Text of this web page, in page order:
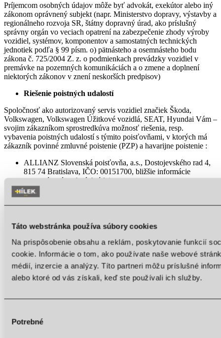
Táto webstránka používa súbory cookies
Na prispôsobenie obsahu a reklám, poskytovanie funkcií
cookie. Informácie o tom, ako používate naše webové
médií, inzercie a analýzy. Títo partneri môžu príslušné
alebo ktoré od vás získali, keď ste používali ich služby.
súhlasu
Potrebné
Príjemcom osobných údajov môže byť advokát, exekútor alebo iný
zákonom oprávnený subjekt (napr. Ministerstvo dopravy, výstavby a
regionálneho rozvoja SR, štátny dopravný úrad, ako príslušný
správny orgán vo veciach opatrení na zabezpečenie zhody výroby
vozidiel, systémov, komponentov a samostatných technických
jednotiek podľa § 99 písm. o) pätnásteho a osemnásteho bodu
zákona č. 725/2004 Z. z. o podmienkach prevádzky vozidiel v
premávke na pozemných komunikáciách a o zmene a doplnení
niektorých zákonov v znení neskorších predpisov)
Riešenie poistných udalostí
Spoločnosť ako autorizovaný servis vozidiel značiek Škoda,
Volkswagen, Volkswagen Úžitkové vozidlá, SEAT, Hyundai Vám –
svojim zákazníkom sprostredkúva možnosť riešenia, resp.
vybavenia poistných udalostí s týmito poisťovňami, v ktorých má
zákazník povinné zmluvné poistenie (PZP) a havarijne poistenie :
ALLIANZ Slovenská poisťovňa, a.s., Dostojevského rad 4,
815 74 Bratislava, IČO: 00151700, bližšie informácie
o spracúvaní osobných údajov:
https://www.allianzsp.sk/spracuvanie-osobnych-udajov
Generali Poisťovňa, a. s., Lamačská cesta 3/A, 841 04
Bratislava, IČO: 35709332, bližšie informácie o spracúvaní
osobnych-udajov/
Bratislava, IČO: 31595545, bližšie informácie o spracúvaní
osobných údajov:https://www.kpas.sk/stranka/ochrana-
Kooperativa poisťovňa, a.s., Štefanovičova 4 816 23
Bratislava, IČO: 00585441, bližšie informácie o spracúvaní
údajov: